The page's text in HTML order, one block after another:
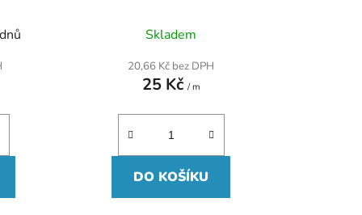
Skladem
20,66 Kč bez DPH
25 Kč / m
DO KOŠÍKU